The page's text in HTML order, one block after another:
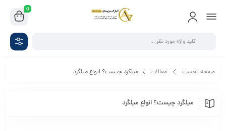
0
صفحه نخست مقالات میلگرد چیست؟ انواع میلگرد
میلگرد چیست؟ انواع میلگرد